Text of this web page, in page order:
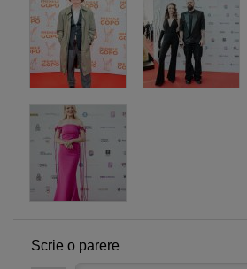
Scrie o parere